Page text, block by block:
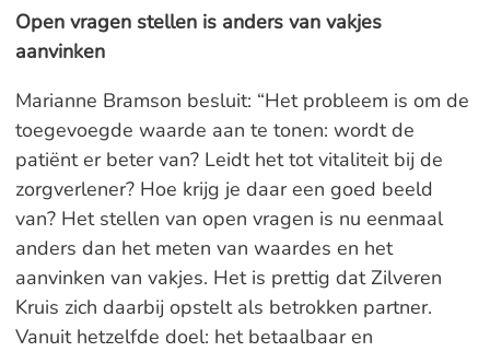
Open vragen stellen is anders van vakjes
aanvinken
Marianne Bramson besluit: “Het probleem is om de
toegevoegde waarde aan te tonen: wordt de
patiënt er beter van? Leidt het tot vitaliteit bij de
zorgverlener? Hoe krijg je daar een goed beeld
van? Het stellen van open vragen is nu eenmaal
anders dan het meten van waardes en het
aanvinken van vakjes. Het is prettig dat Zilveren
Kruis zich daarbij opstelt als betrokken partner.
Vanuit hetzelfde doel: het betaalbaar en